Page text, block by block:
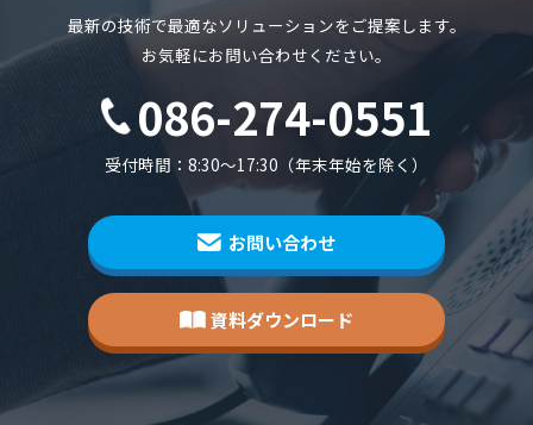
最新の技術で最適なソリューションをご提案します。
お気軽にお問い合わせください。
086-274-0551
受付時間：8:30～17:30（年末年始を除く）
お問い合わせ
資料ダウンロード